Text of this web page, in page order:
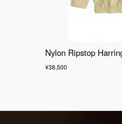
Nylon Ripstop
¥38,500